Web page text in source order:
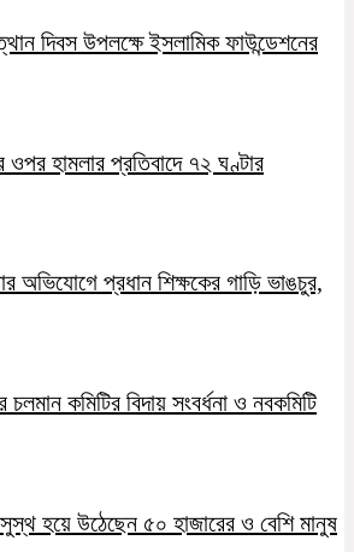
দিবস উপলক্ষে ইসলামিক ফাউন্ডেশনের
ওপর হামলার প্রতিবাদে ৭২ ঘণ্টার
অভিযোগে প্রধান শিক্ষকের গাড়ি ভাঙচুর,
চলমান কমিটির বিদায় সংবর্ধনা ও নবকমিটি
হয়ে উঠেছেন ৫০ হাজারের ও বেশি মানুষ